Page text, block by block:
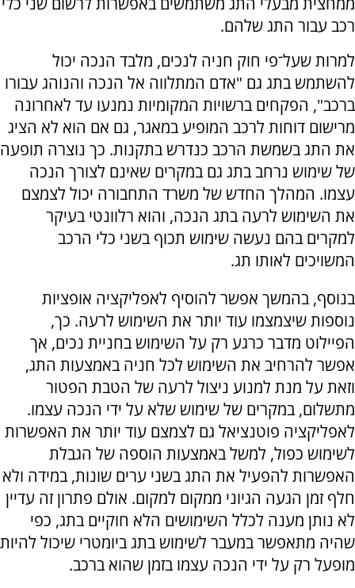
רכב עבור התג שלהם.
למרות שעל־פי חוק חניה לנכים, מלבד הנכה יכול
להשתמש בתג גם "אדם המתלווה אל הנכה והנוהג עבורו
ברכב", הפקחים ברשויות המקומיות נמנעו עד לאחרונה
מרישום דוחות לרכב המופיע במאגר, גם אם הוא לא הציג
את התג בשמשת הרכב כנדרש בתקנות. כך נוצרה תופעה
של שימוש נרחב בתג גם במקרים שאינם לצורך הנכה
עצמו. המהלך החדש של משרד התחבורה יכול לצמצם
את השימוש לרעה בתג הנכה, והוא רלוונטי בעיקר
למקרים בהם נעשה שימוש תכוף בשני כלי הרכב
המשויכים לאותו תג.
בנוסף, בהמשך אפשר להוסיף לאפליקציה אופציות
נוספות שיצמצמו עוד יותר את השימוש לרעה. כך,
הפיילוט מדבר כרגע רק על השימוש בחניית נכים, אך
אפשר להרחיב את השימוש לכל חניה באמצעות התג,
וזאת על מנת למנוע ניצול לרעה של הטבת הפטור
מתשלום, במקרים של שימוש שלא על ידי הנכה עצמו.
לאפליקציה פוטנציאל גם לצמצם עוד יותר את האפשרות
לשימוש כפול, למשל באמצעות הוספה של הגבלת
האפשרות להפעיל את התג בשני ערים שונות, במידה ולא
חלף זמן הגעה הגיוני ממקום למקום. אולם פתרון זה עדיין
לא נותן מענה לכלל השימושים הלא חוקיים בתג, כפי
שהיה מתאפשר במעבר לשימוש בתג ביומטרי שיכול להיות
מופעל רק על ידי הנכה עצמו בזמן שהוא ברכב.